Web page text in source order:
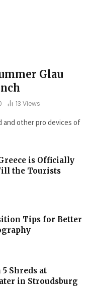
Glau
13 Views
and other pro devices of
is Officially
the Tourists
Tips for Better
Shreds at
in Stroudsburg